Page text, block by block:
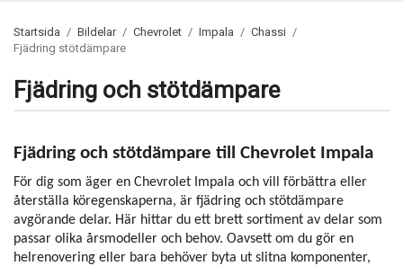
Startsida / Bildelar / Chevrolet / Impala / Chassi /
Fjädring stötdämpare
Fjädring och stötdämpare
Fjädring och stötdämpare till Chevrolet Impala
För dig som äger en Chevrolet Impala och vill förbättra eller
återställa köregenskaperna, är fjädring och stötdämpare
avgörande delar. Här hittar du ett brett sortiment av delar som
passar olika årsmodeller och behov. Oavsett om du gör en
helrenovering eller bara behöver byta ut slitna komponenter,